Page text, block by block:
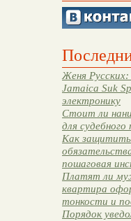
Женя Русских:
Jamaica Suk
электронику
Стоит ли
для судебного
Как защитить
пошаговая
Платят ли
квартира
тонкости и
Порядок